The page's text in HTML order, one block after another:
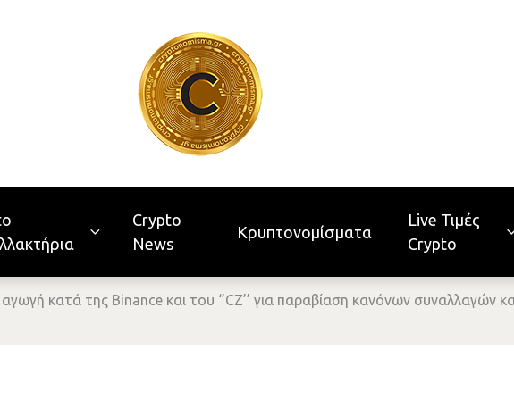
Crypto
News
Κρυπτονομίσματα
Live Τιμές
Crypto
αγωγή κατά της Binance και του ‘’CZ’’ για παραβίαση κανόνων συναλλαγών